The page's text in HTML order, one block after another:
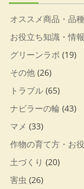
オススメ商品・品種
お役立ち知識・情報
グリーンラボ (19)
その他 (26)
トラブル (65)
ナビラーの輪 (43)
マメ (33)
作物の育て方・お
土づくり (20)
害虫 (26)